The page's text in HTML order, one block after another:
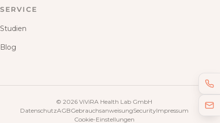
SERVICE
Studien
Blog
© 2026 ViViRA Health Lab GmbH
DatenschutzAGBGebrauchsanweisungSecurityImpressum
Cookie-Einstellungen